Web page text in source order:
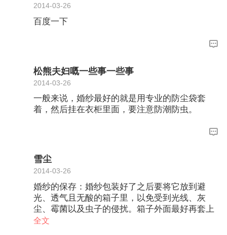
2014-03-26
百度一下
松熊夫妇嘅一些事一些事
2014-03-26
一般来说，婚纱最好的就是用专业的防尘袋套
着，然后挂在衣柜里面，要注意防潮防虫。
雪尘
2014-03-26
婚纱的保存：婚纱包装好了之后要将它放到避
光、透气且无酸的箱子里，以免受到光线、灰
尘、霉菌以及虫子的侵扰。箱子外面最好再套上
一个外层保护箱，这样可以更好地保护婚纱。要
全文